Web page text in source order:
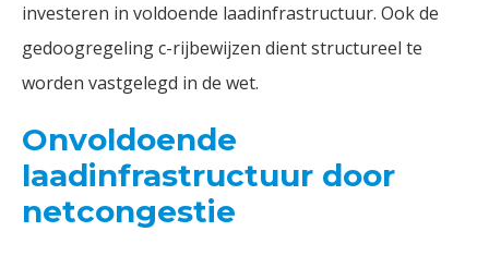
investeren in voldoende laadinfrastructuur. Ook de
gedoogregeling c-rijbewijzen dient structureel te
worden vastgelegd in de wet.
Onvoldoende
laadinfrastructuur door
netcongestie